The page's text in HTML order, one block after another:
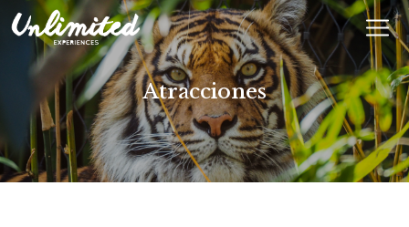
En $ MXN
EUR Atracciones